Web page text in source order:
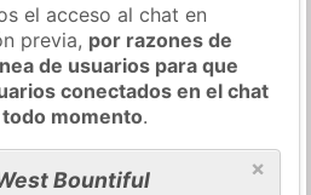
el acceso al chat en
previa, por razones de
de usuarios para que
conectados en el chat
momento.
×
Bountiful